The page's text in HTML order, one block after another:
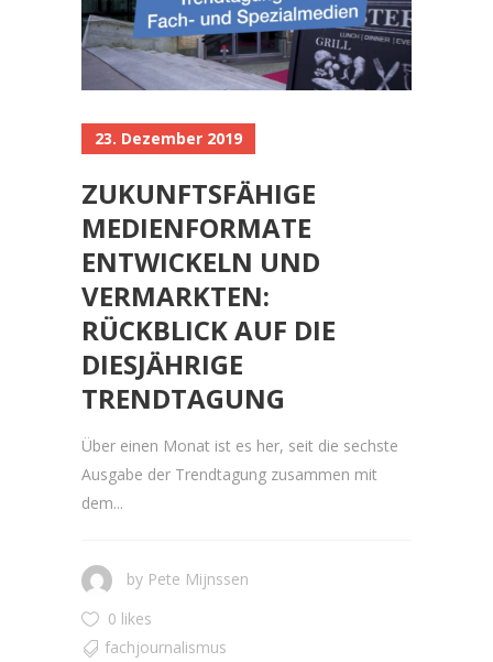
23. Dezember 2019
ZUKUNFTSFÄHIGE
MEDIENFORMATE
ENTWICKELN UND
VERMARKTEN:
RÜCKBLICK AUF DIE
DIESJÄHRIGE
TRENDTAGUNG
Über einen Monat ist es her, seit die sechste
Ausgabe der Trendtagung zusammen mit
dem...
by Pete Mijnssen
0 likes
fachjournalismus